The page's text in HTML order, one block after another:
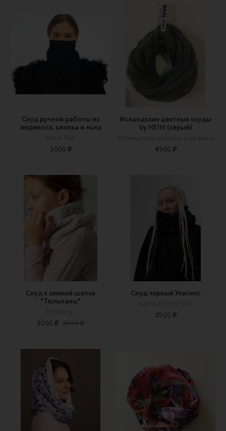
Снуд ручной работы из
мериноса, хлопка и льна
Black Rail
3000 ₽
Исландские цветные снуды
by HEItt (серый)
Исландские цветные шарфики
4900 ₽
Снуд к зимней шапке
"Тюльпаны"
Ezhishop
2000 ₽ 2199 ₽
Снуд черный Унисекс
KATSURO HESED
2500 ₽